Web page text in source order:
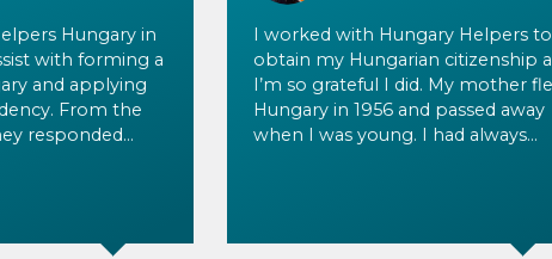
Hungary in
with forming a
and applying
From the
responded
I worked with Hungary Helpers to
obtain my Hungarian citizenship
I’m so grateful I did. My mother
Hungary in 1956 and passed away
when I was young. I had always